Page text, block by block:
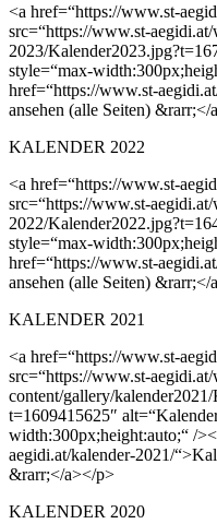
<a href=“https://www.st-
src=“https://www.st-
2023/
style=“max-
href=“https://www.st-
ansehen (alle Seiten) &rarr;</
KALENDER 2022
<a href=“https://www.st-
src=“https://www.st-
2022/
style=“max-
href=“https://www.st-
ansehen (alle Seiten) &rarr;</
KALENDER 2021
<a href=“https://www.st-
src=“https://www.st-
content/gallery/
t=1609415625″
width:300px;height:auto;“ /
aegidi.at/kalender-2021/
&rarr;</a></p>
KALENDER 2020